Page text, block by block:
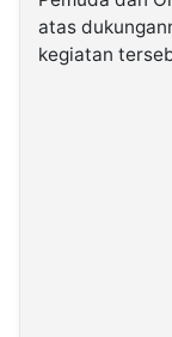
Kabarbaru
atas
kegiatan